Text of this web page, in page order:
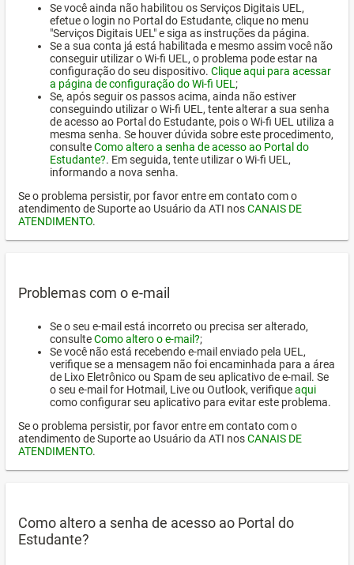
Se você ainda não habilitou os Serviços Digitais UEL,
efetue o login no Portal do Estudante, clique no menu
"Serviços Digitais UEL" e siga as instruções da página.
Se a sua conta já está habilitada e mesmo assim você não
conseguir utilizar o Wi-fi UEL, o problema pode estar na
configuração do seu dispositivo. Clique aqui para acessar
a página de configuração do Wi-fi UEL ;
Se, após seguir os passos acima, ainda não estiver
conseguindo utilizar o Wi-fi UEL, tente alterar a sua senha
de acesso ao Portal do Estudante, pois o Wi-fi UEL utiliza a
mesma senha. Se houver dúvida sobre este procedimento,
consulteComo altero a senha de acesso ao Portal do
Estudante?. Em seguida, tente utilizar o Wi-fi UEL,
informando a nova senha.
Se o problema persistir, por favor entre em contato com o
atendimento de Suporte ao Usuário da ATI nosCANAIS DE
ATENDIMENTO.
Problemas com o e-mail
Se o seu e-mail está incorreto ou precisa ser alterado,
consulteComo altero o e-mail?;
Se você não está recebendo e-mail enviado pela UEL,
verifique se a mensagem não foi encaminhada para a área
de Lixo Eletrônico ou Spam de seu aplicativo de e-mail. Se
o seu e-mail for Hotmail, Live ou Outlook, verifiqueaqui
como configurar seu aplicativo para evitar este problema.
Se o problema persistir, por favor entre em contato com o
atendimento de Suporte ao Usuário da ATI nosCANAIS DE
ATENDIMENTO.
Como altero a senha de acesso ao Portal do
Estudante?